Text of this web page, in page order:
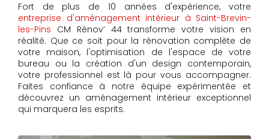
Fort de plus de 10 années d'expérience, votre
entreprise d'aménagement intérieur à Saint-Brevin-
les-Pins CM Rénov’ 44 transforme votre vision en
réalité. Que ce soit pour la rénovation complète de
votre maison, l'optimisation de l'espace de votre
bureau ou la création d'un design contemporain,
votre professionnel est là pour vous accompagner.
Faites confiance à notre équipe expérimentée et
découvrez un aménagement intérieur exceptionnel
qui marquera les esprits.